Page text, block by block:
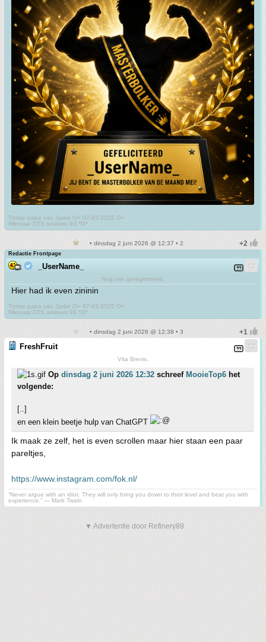
Trotse papa van Jyske O+ 07-03-2025 O+
Winnaar DTS seizoen 93 *O*
• dinsdag 2 juni 2026 @ 12:37 • 2
Redactie Frontpage
_UserName_
Nog niet geregistreerd.
Hier had ik even zininin
Trotse papa van Jyske O+ 07-03-2025 O+
Winnaar DTS seizoen 93 *O*
• dinsdag 2 juni 2026 @ 12:38 • 3
FreshFruit
Vita Brevis.
Op dinsdag 2 juni 2026 12:32 schreef MooieTop6 het
volgende:
[..]
en een klein beetje hulp van ChatGPT
Ik maak ze zelf, het is even scrollen maar hier staan een paar
pareltjes,
https://www.instagram.com/fok.nl/
“Never argue with an idiot. They will only bring you down to their level and beat you with
experience.” ― Mark Twain.
▼ Advertentie door Refinery89